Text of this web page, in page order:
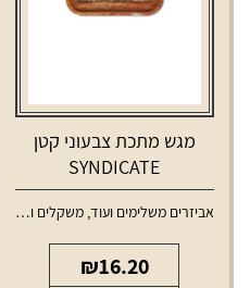
מגש מתכת צבעוני קטן
SYNDICATE
אביזרים משלימים ועוד, משקלים ומגשים
₪16.20